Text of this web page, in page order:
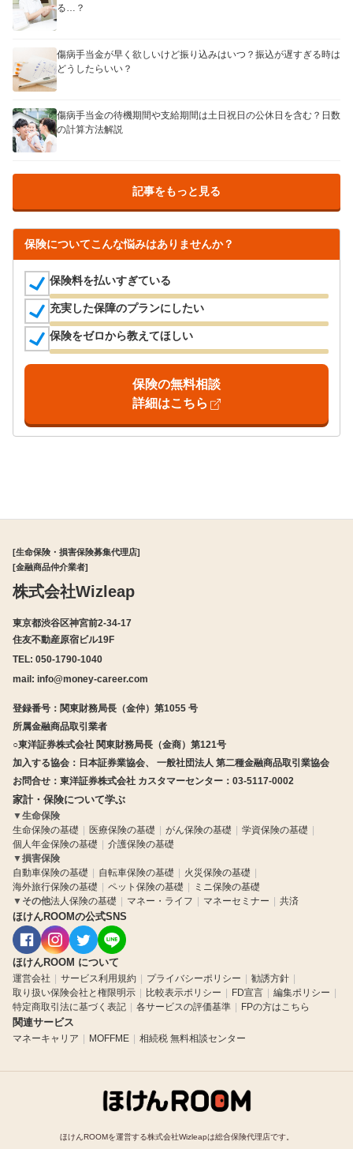
る…？
傷病手当金が早く欲しいけど振り込みはいつ？振込が遅すぎる時は
どうしたらいい？
傷病手当金の待機期間や支給期間は土日祝日の公休日を含む？日数
の計算方法解説
記事をもっと見る
保険についてこんな悩みはありませんか？
保険料を払いすぎている
充実した保障のプランにしたい
保険をゼロから教えてほしい
保険の無料相談
詳細はこちら
[生命保険・損害保険募集代理店]
[金融商品仲介業者]
株式会社Wizleap
東京都渋谷区神宮前2-34-17
住友不動産原宿ビル19F
TEL: 050-1790-1040
mail: info@money-career.com
登録番号：関東財務局長（金仲）第1055 号
所属金融商品取引業者
○東洋証券株式会社 関東財務局長（金商）第121号
加入する協会：日本証券業協会、 一般社団法人 第二種金融商品取引業協会
お問合せ：東洋証券株式会社 カスタマーセンター：03-5117-0002
家計・保険について学ぶ
▼生命保険
生命保険の基礎
医療保険の基礎 がん保険の基礎
学資保険の基礎
個人年金保険の基礎
介護保険の基礎
▼損害保険
自動車保険の基礎
自転車保険の基礎
火災保険の基礎
海外旅行保険の基礎
ペット保険の基礎
ミニ保険の基礎
▼ その他法人保険の基礎 マネー・ライフ マネーセミナー 共済
ほけんROOMの公式SNS
ほけんROOM について
運営会社 サービス利用規約 プライバシーポリシー
勧誘方針
取り扱い保険会社と権限明示
比較表示ポリシー FD宣言
編集ポリシー
特定商取引法に基づく表記
各サービスの評価基準 FPの方はこちら
関連サービス
マネーキャリア MOFFME 相続税 無料相談センター
ほけんROOMを運営する株式会社Wizleapは総合保険代理店です。